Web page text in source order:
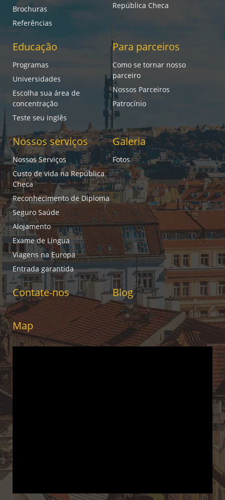
Brochuras
Referências
República Checa
Educação
Programas
Universidades
Escolha sua área de
concentração
Teste seu inglês
Para parceiros
Como se tornar nosso
parceiro
Nossos Parceiros
Patrocínio
Nossos serviços
Nossos Serviços
Custo de vida na República
Checa
Reconhecimento de Diploma
Seguro Saúde
Alojamento
Exame de Língua
Viagens na Europa
Entrada garantida
Galeria
Fotos
Contate-nos Blog
Map